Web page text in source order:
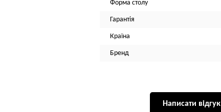
Форма столу
Гарантія
Країна
Бренд
Написати відгук